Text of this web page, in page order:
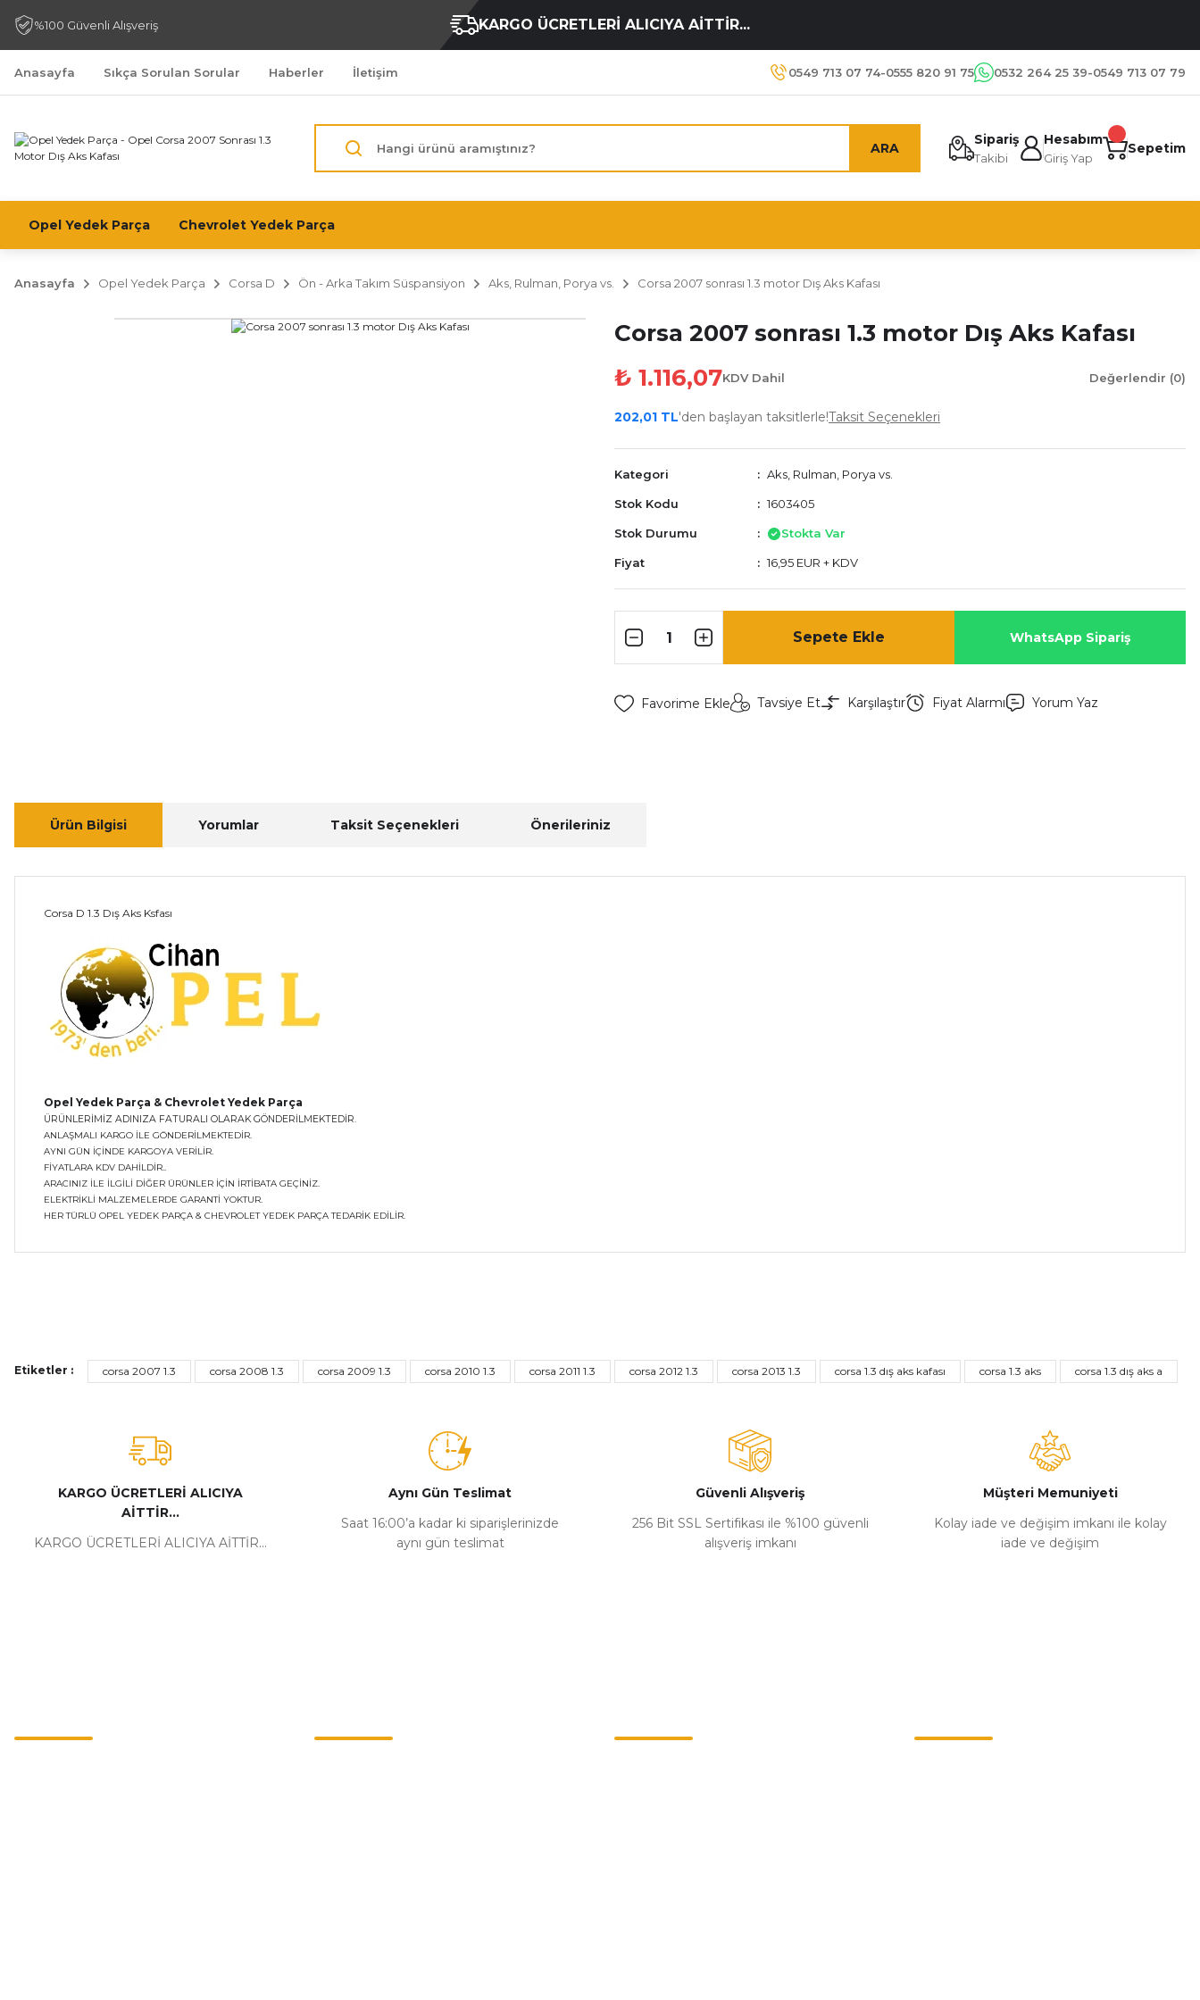
%100 Güvenli Alışveriş KARGO ÜCRETLERİ ALICIYA AİTTİR...
Anasayfa Sıkça Sorulan Sorular Haberler İletişim 0549 713 07 74-0555 820 91 75 0532 264 25 39-0549 713 07 79
ARA
Sipariş
Takibi
Hesabım
Giriş Yap
Sepetim
Opel Yedek Parça Chevrolet Yedek Parça
Anasayfa Opel Yedek Parça Corsa D Ön - Arka Takım Süspansiyon Aks, Rulman, Porya vs. Corsa 2007 sonrası 1.3 motor Dış Aks Kafası
Corsa 2007 sonrası 1.3 motor Dış Aks Kafası
₺ 1.116,07KDV Dahil Değerlendir (0)
202,01 TL'den başlayan taksitlerle!Taksit Seçenekleri
Kategori Aks, Rulman, Porya vs.
Stok Kodu 1603405
Stok Durumu Stokta Var
Fiyat 16,95 EUR + KDV
Sepete Ekle WhatsApp Sipariş
Tavsiye Et Karşılaştır Fiyat Alarmı Yorum Yaz
Ürün Bilgisi Yorumlar Taksit Seçenekleri Önerileriniz
Corsa D 1.3 Dış Aks Ksfası
Opel Yedek Parça & Chevrolet Yedek Parça
ÜRÜNLERİMİZ ADINIZA FATURALI OLARAK GÖNDERİLMEKTEDİR.
ANLAŞMALI KARGO İLE GÖNDERİLMEKTEDİR.
AYNI GÜN İÇİNDE KARGOYA VERİLİR.
FİYATLARA KDV DAHİLDİR..
ARACINIZ İLE İLGİLİ DİĞER ÜRÜNLER İÇİN İRTİBATA GEÇİNİZ.
ELEKTRİKLİ MALZEMELERDE GARANTİ YOKTUR.
HER TÜRLÜ OPEL YEDEK PARÇA & CHEVROLET YEDEK PARÇA TEDARİK EDİLİR.
Yorum Yaz
Ürün açıklamasında eksik bilgiler bulunuyor.
Bu ürüne benzer farklı alternatifler olmalı.
Etiketler : corsa 2007 1.3 corsa 2008 1.3 corsa 2009 1.3 corsa 2010 1.3 corsa 2011 1.3 corsa 2012 1.3 corsa 2013 1.3 corsa 1.3 dış aks kafası corsa 1.3 aks corsa 1.3 dış aks a
KARGO ÜCRETLERİ ALICIYA
AİTTİR...
KARGO ÜCRETLERİ ALICIYA AİTTİR...
Aynı Gün Teslimat
Saat 16:00’a kadar ki siparişlerinizde
aynı gün teslimat
Güvenli Alışveriş
256 Bit SSL Sertifikası ile %100 güvenli
alışveriş imkanı
Müşteri Memuniyeti
Kolay iade ve değişim imkanı ile kolay
iade ve değişim